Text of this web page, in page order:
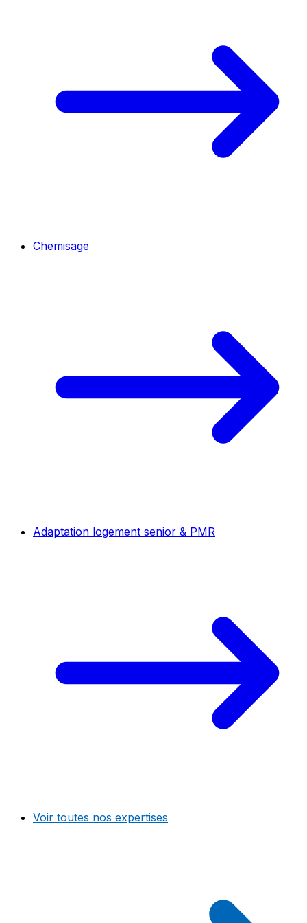
Chemisage
Adaptation logement senior & PMR
Voir toutes nos expertises